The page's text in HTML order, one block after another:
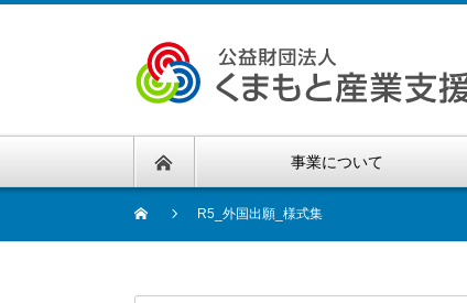
事業について
R5_外国出願_様式集